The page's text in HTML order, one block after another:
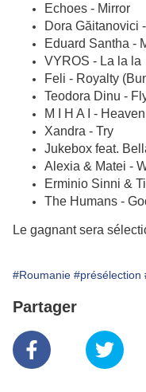
Echoes - Mirror
Dora Găitanovici
Eduard Santha -
VYROS - La la la
Feli - Royalty
Teodora Dinu -
M I H A I - Heaven
Xandra - Try
Jukebox feat.
Alexia & Matei -
Erminio Sinni &
The Humans -
Le gagnant sera
#Roumanie #présélection
Partager